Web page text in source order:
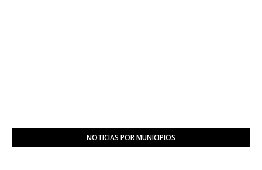
NOTICIAS POR MUNICIPIOS